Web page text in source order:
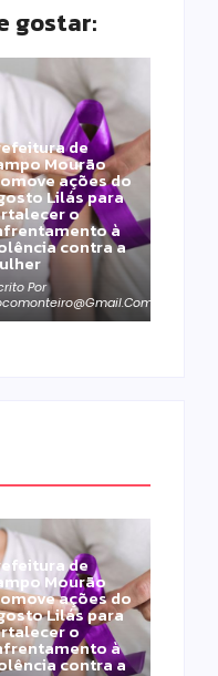
gostar:
de
Mourão
ações do
Lilás para
o
à
contra a
Por
de
Mourão
ações do
Lilás para
o
à
contra a